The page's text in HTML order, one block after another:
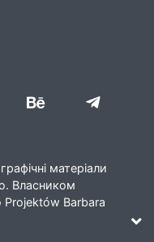
матеріали
Власником
Projektów Barbara